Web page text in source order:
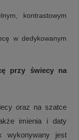
kontrastowym
w dedykowanym
przy świecy na
oraz na szatce
imienia i daty
wykonywany jest